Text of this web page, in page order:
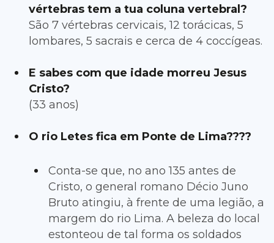
vértebras tem a tua coluna vertebral?
São 7 vértebras cervicais, 12 torácicas, 5
lombares, 5 sacrais e cerca de 4 coccígeas.
E sabes com que idade morreu Jesus
Cristo?
(33 anos)
O rio Letes fica em Ponte de Lima????
Conta-se que, no ano 135 antes de
Cristo, o general romano Décio Juno
Bruto atingiu, à frente de uma legião, a
margem do rio Lima. A beleza do local
estonteou de tal forma os soldados